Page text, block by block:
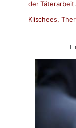
der
Klischees,